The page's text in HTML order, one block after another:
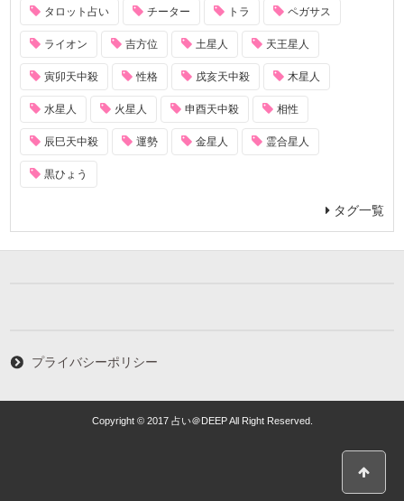
タロット占い チーター トラ ペガサス
ライオン 吉方位 土星人 天王星人
寅卯天中殺 性格 戌亥天中殺 木星人
水星人 火星人 申酉天中殺 相性
辰巳天中殺 運勢 金星人 霊合星人
黒ひょう
タグ一覧
プライバシーポリシー
Copyright © 2017 占い＠DEEP All Right Reserved.